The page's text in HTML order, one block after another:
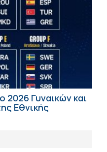
2026 Γυναικών και
Εθνικής